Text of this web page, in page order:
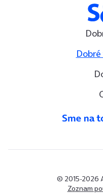
© 2015-2026
Zoznam